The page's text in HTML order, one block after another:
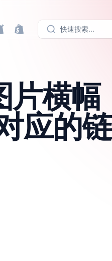
快速搜索...
片横幅
应的链